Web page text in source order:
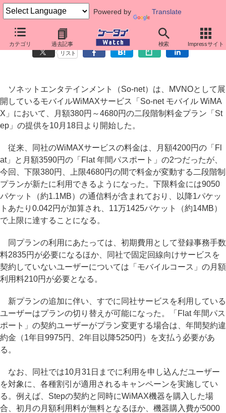
Powered by Translate
カテゴリ 過去記事 検索 Impressサイト
So-net モバイル WiMAX、月額380円～4680円の新料金プラン
リスト
ソネットエンタテインメント（So-net）は、MVNOとして展
開しているモバイルWiMAXサービス「So-net モバイル WiMA
X」において、月額380円～4680円の二段階制料金プラン「St
ep」の提供を10月18日より開始した。
従来、同社のWiMAXサービスの料金は、月額4200円の「Fl
at」と月額3590円の「Flat 年間パスポート」の2つだったが、
今回、下限380円、上限4680円の間で料金が変動する二段階制
プランが新たに利用できるようになった。下限料金には9050
パケット（約1.1MB）の通信料が含まれており、以降1パケッ
トあたり0.042円が加算され、11万1425パケット（約14MB）
で上限に達することになる。
同プランの利用にあたっては、初期費用として登録事務手数
料2835円が必要になるほか、同社で固定回線向けサービスを
契約していないユーザーについては「モバイルコース」の月額
利用料210円が必要となる。
新プランの追加に伴い、すでに同社サービスを利用している
ユーザーはプランの切り替えが可能になった。「Flat 年間パス
ポート」の契約ユーザーがプラン変更する場合は、年間契約違
約金（1年目9975円、2年目以降5250円）を支払う必要があ
る。
なお、同社では10月31日までに利用を申し込んだユーザー
を対象に、各種割引が適用されるキャンペーンを実施してい
る。例えば、Stepの契約と同時にWiMAX機器を購入した場
合、初月の月額利用料が無料となるほか、機器購入費が5000